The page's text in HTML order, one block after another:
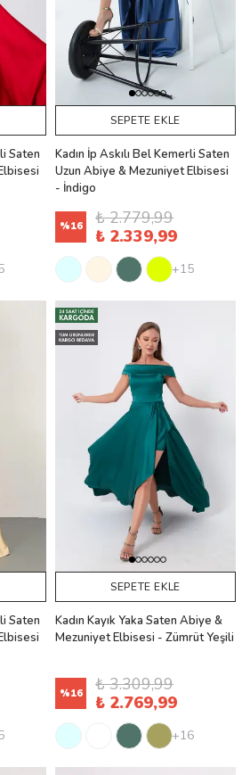
Saten
SEPETE EKLE
Kadın İp Askılı Bel Kemerli Saten
Uzun Abiye & Mezuniyet Elbisesi
- İndigo
%16
₺ 2.779,99
₺ 2.339,99
+15
Saten
SEPETE EKLE
Kadın Kayık Yaka Saten Abiye &
Mezuniyet Elbisesi - Zümrüt Yeşili
%16
₺ 3.309,99
₺ 2.769,99
+16